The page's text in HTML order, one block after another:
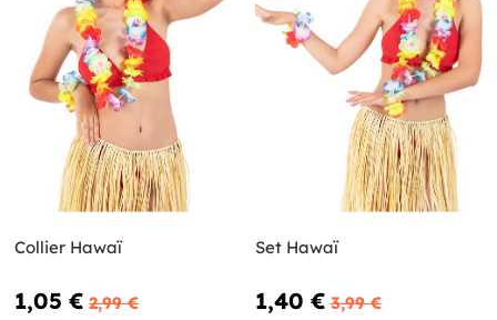
Collier Hawaï
1,05 € 2,99 €
Set Hawaï
1,40 € 3,99 €